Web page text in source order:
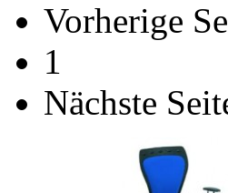
Vorherige
1
Nächste